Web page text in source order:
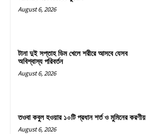
August 6, 2026
টানা দুই সপ্তাহ ডিম খেলে শরীরে আসবে যেসব
অবিশ্বাস্য পরিবর্তন
August 6, 2026
তওবা কবুল হওয়ার ১০টি প্রধান শর্ত ও মুমিনের করণীয়
August 6, 2026